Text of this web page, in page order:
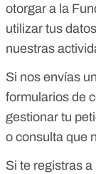
otorgar a la
utilizar tus
nuestras
Si nos envías
formularios de
gestionar tu
o consulta que
Si te registras